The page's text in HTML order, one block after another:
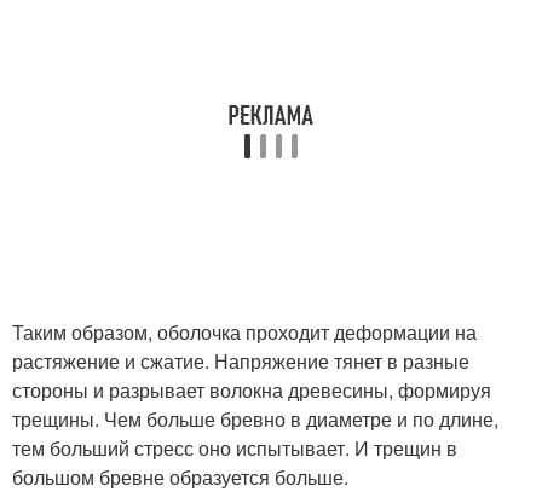
Таким образом, оболочка проходит деформации на
растяжение и сжатие. Напряжение тянет в разные
стороны и разрывает волокна древесины, формируя
трещины. Чем больше бревно в диаметре и по длине,
тем больший стресс оно испытывает. И трещин в
большом бревне образуется больше.